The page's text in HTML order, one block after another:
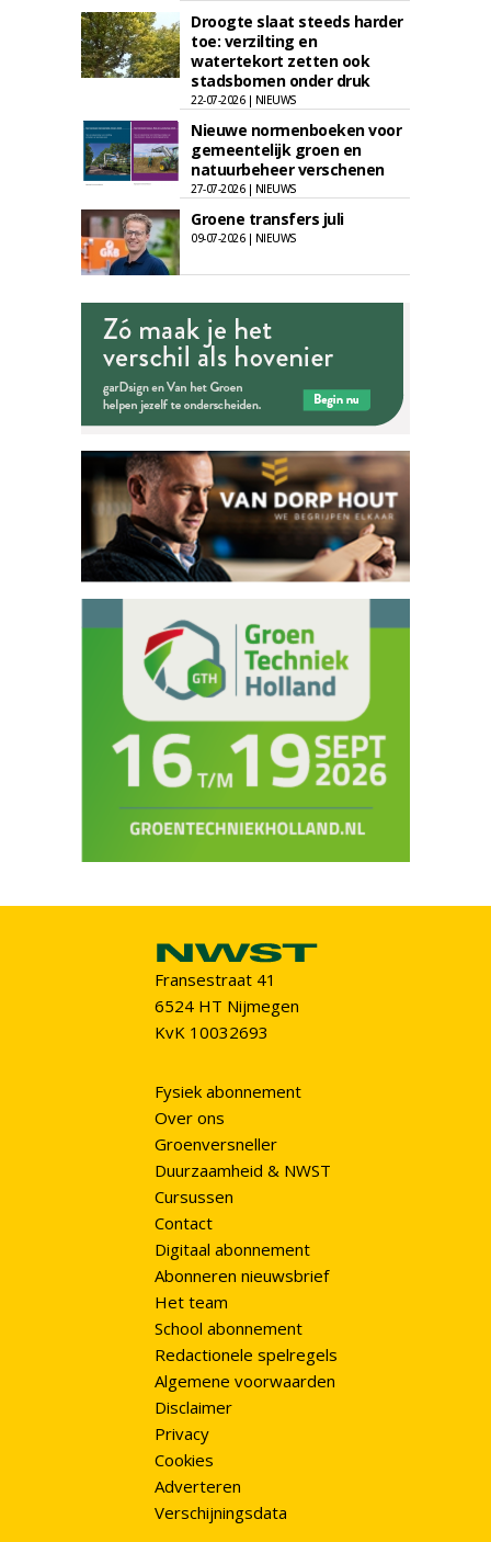
Droogte slaat steeds harder
toe: verzilting en
watertekort zetten ook
stadsbomen onder druk
22-07-2026 | NIEUWS
Nieuwe normenboeken voor
gemeentelijk groen en
natuurbeheer verschenen
27-07-2026 | NIEUWS
Groene transfers juli
09-07-2026 | NIEUWS
Fransestraat 41
6524 HT Nijmegen
KvK 10032693
Fysiek abonnement
Over ons
Groenversneller
Duurzaamheid & NWST
Cursussen
Contact
Digitaal abonnement
Abonneren nieuwsbrief
Het team
School abonnement
Redactionele spelregels
Algemene voorwaarden
Disclaimer
Privacy
Cookies
Adverteren
Verschijningsdata